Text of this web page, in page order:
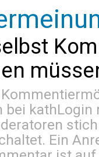
bei kathLogin
Ein